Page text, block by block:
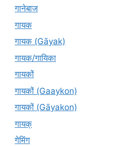
गानेबाज
गायक
गायक (Gāyak)
गायक/गायिका
गायकों
गायकों (Gaaykon)
गायकों (Gāyakon)
गायक्
गेमिंग